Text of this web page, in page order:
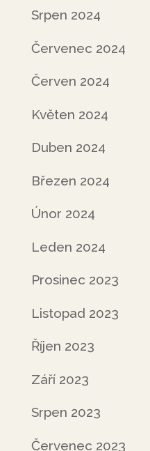
Srpen 2024
Červenec 2024
Červen 2024
Květen 2024
Duben 2024
Březen 2024
Únor 2024
Leden 2024
Prosinec 2023
Listopad 2023
Říjen 2023
Září 2023
Srpen 2023
Červenec 2023